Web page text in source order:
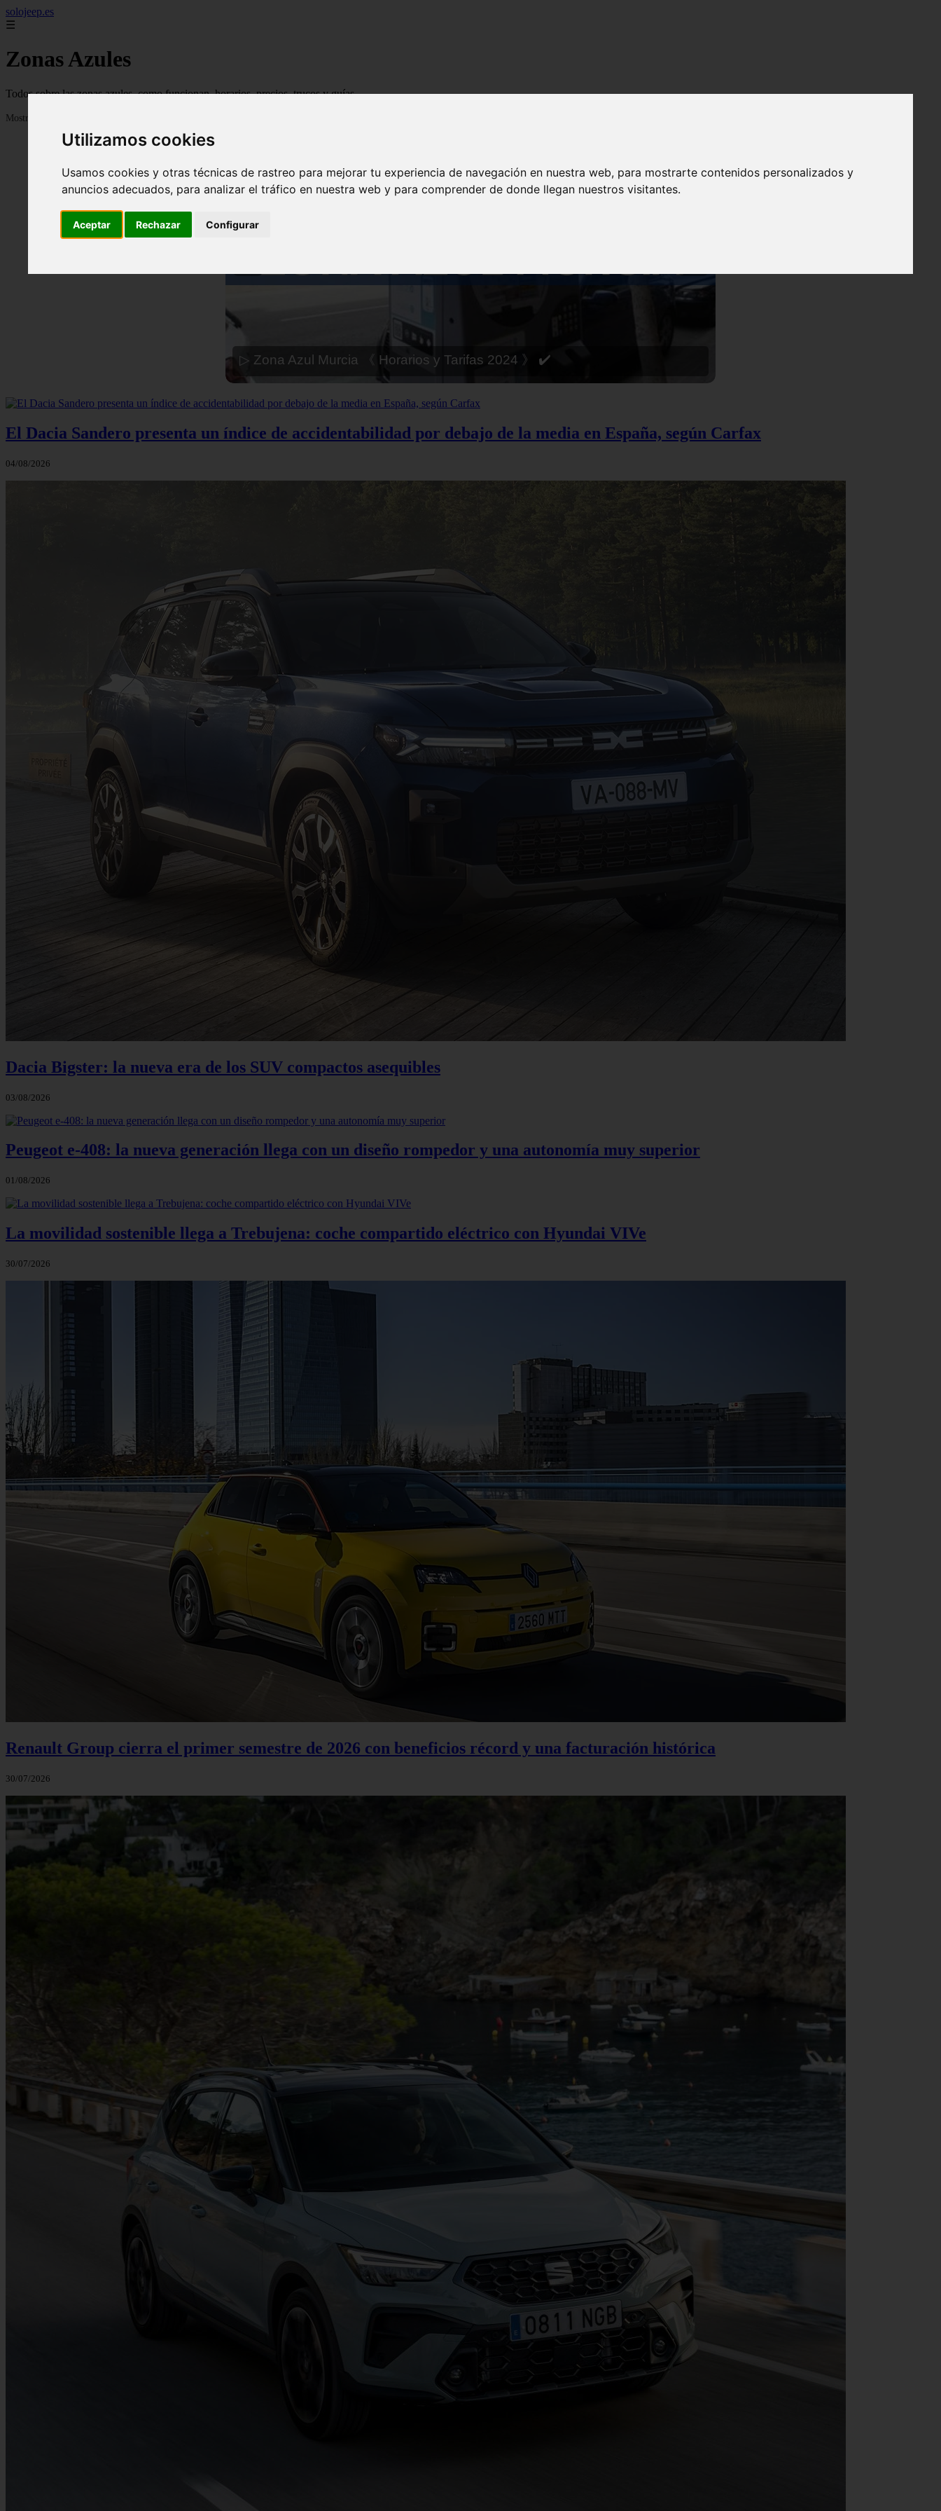
Utilizamos cookies
Usamos cookies y otras técnicas de rastreo para mejorar tu experiencia de navegación en nuestra web, para mostrarte contenidos personalizados y
anuncios adecuados, para analizar el tráfico en nuestra web y para comprender de donde llegan nuestros visitantes.
Aceptar Rechazar Configurar
solojeep.es
☰
Zonas Azules
Todos sobre las zonas azules, como funcionan, horarios, precios, trucos y guías
Mostrando 1 - 24 de 3332 artículos
▷ Zona Azul Toledo 《 Horarios y Tarifas 2024 》 ✔️
El Dacia Sandero presenta un índice de accidentabilidad por debajo de la media en España, según Carfax
04/08/2026
Dacia Bigster: la nueva era de los SUV compactos asequibles
03/08/2026
Peugeot e-408: la nueva generación llega con un diseño rompedor y una autonomía muy superior
01/08/2026
La movilidad sostenible llega a Trebujena: coche compartido eléctrico con Hyundai VIVe
30/07/2026
Renault Group cierra el primer semestre de 2026 con beneficios récord y una facturación histórica
30/07/2026